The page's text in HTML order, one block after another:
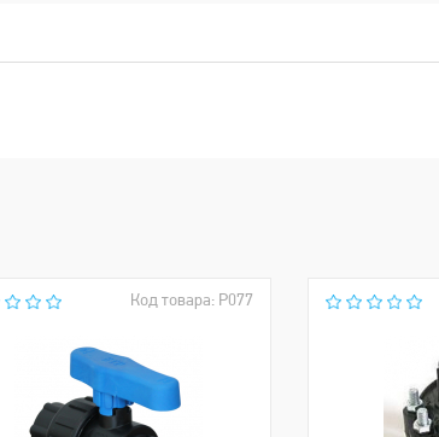
Код товара: Р077